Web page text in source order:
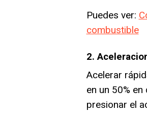
Puedes ver:
combustible
2.
Acelerar
en un 50%
presionar el